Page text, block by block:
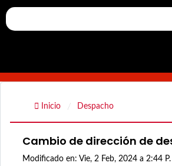
Inicio Despacho
Cambio de dirección de
Modificado en: Vie, 2 Feb, 2024 a 2:44